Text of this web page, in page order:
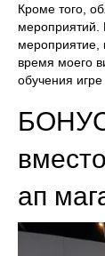
Кроме того,
мероприятий.
мероприятие,
время моего
обучения
ап